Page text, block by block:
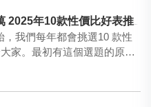
，我們每年都會挑選10 款性
家。最初有這個選題的原